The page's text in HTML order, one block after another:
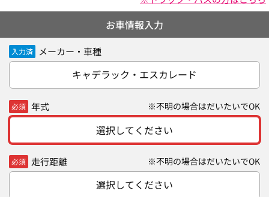
お車情報入力
入力済 メーカー・車種
キャデラック・エスカレード
必須 年式 ※不明の場合はだいたいでOK
選択してください
必須 走行距離 ※不明の場合はだいたいでOK
選択してください